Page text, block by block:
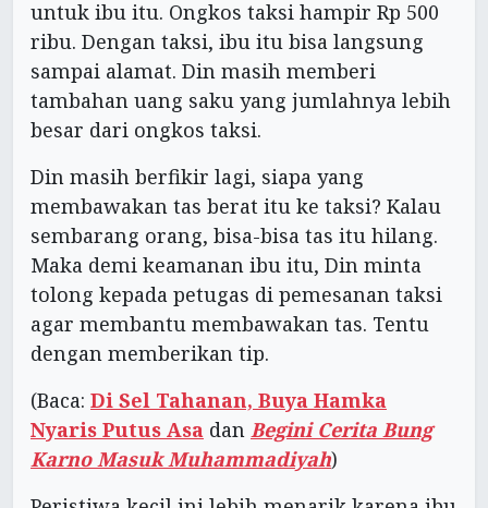
untuk ibu itu. Ongkos taksi hampir Rp 500
ribu. Dengan taksi, ibu itu bisa langsung
sampai alamat. Din masih memberi
tambahan uang saku yang jumlahnya lebih
besar dari ongkos taksi.
Din masih berfikir lagi, siapa yang
membawakan tas berat itu ke taksi? Kalau
sembarang orang, bisa-bisa tas itu hilang.
Maka demi keamanan ibu itu, Din minta
tolong kepada petugas di pemesanan taksi
agar membantu membawakan tas. Tentu
dengan memberikan tip.
(Baca: Di Sel Tahanan, Buya Hamka
Nyaris Putus Asa dan Begini Cerita Bung
Karno Masuk Muhammadiyah)